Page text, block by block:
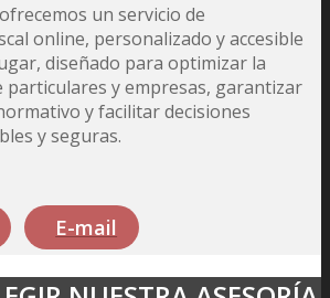
un servicio de
online, personalizado y accesible
diseñado para optimizar la
particulares y empresas, garantizar
y facilitar decisiones
y seguras.
E-mail